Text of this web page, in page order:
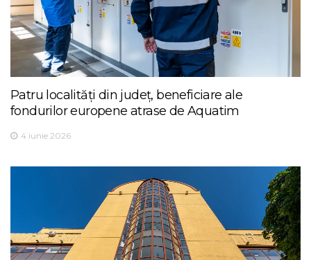
Patru localități din județ, beneficiare ale
fondurilor europene atrase de Aquatim
4 iunie 2026